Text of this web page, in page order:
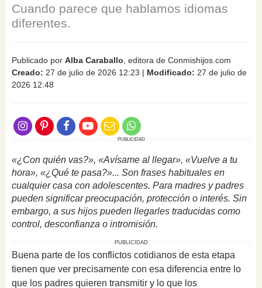
Cuando parece que hablamos idiomas
diferentes.
Publicado por Alba Caraballo , editora de Conmishijos.com
Creado: 27 de julio de 2026 12:23 | Modificado: 27 de julio de
2026 12:48
PUBLICIDAD
«¿Con quién vas?», «Avísame al llegar», «Vuelve a tu
hora», «¿Qué te pasa?»... Son frases habituales en
cualquier casa con adolescentes. Para madres y padres
pueden significar preocupación, protección o interés. Sin
embargo, a sus hijos pueden llegarles traducidas como
control, desconfianza o intromisión.
PUBLICIDAD
Buena parte de los conflictos cotidianos de esta etapa
tienen que ver precisamente con esa diferencia entre lo
que los padres quieren transmitir y lo que los